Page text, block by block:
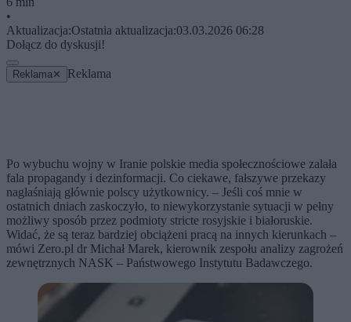
•
Aktualizacja:Ostatnia aktualizacja:03.03.2026 06:28
Dołącz do dyskusji!
Reklama ✕ Reklama
Po wybuchu wojny w Iranie polskie media społecznościowe zalała
fala propagandy i dezinformacji. Co ciekawe, fałszywe przekazy
nagłaśniają głównie polscy użytkownicy. – Jeśli coś mnie w
ostatnich dniach zaskoczyło, to niewykorzystanie sytuacji w pełny
możliwy sposób przez podmioty stricte rosyjskie i białoruskie.
Widać, że są teraz bardziej obciążeni pracą na innych kierunkach –
mówi Zero.pl dr Michał Marek, kierownik zespołu analizy zagrożeń
zewnętrznych NASK – Państwowego Instytutu Badawczego.